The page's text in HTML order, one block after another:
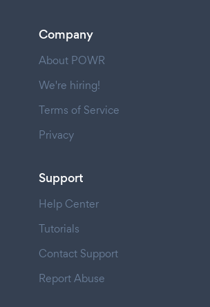
Company
About POWR
We're hiring!
Terms of Service
Privacy
Support
Help Center
Tutorials
Contact Support
Report Abuse